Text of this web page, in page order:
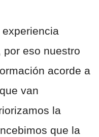
eso nuestro
acorde a
van
la
que la